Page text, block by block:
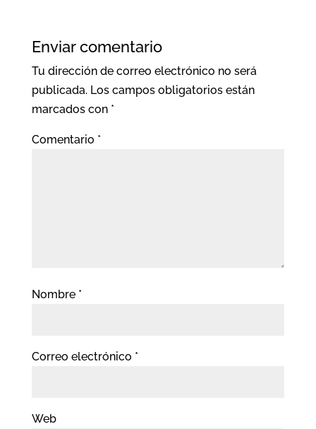
Enviar comentario
Tu dirección de correo electrónico no será
publicada. Los campos obligatorios están
marcados con *
Comentario *
Nombre *
Correo electrónico *
Web